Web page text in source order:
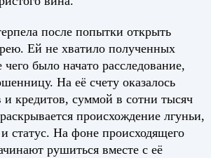
после попытки открыть
Ей не хватило полученных
чего было начато расследование,
На её счету оказалось
и кредитов, суммой в сотни тысяч
происхождение лгуньи,
статус. На фоне происходящего
рушиться вместе с её